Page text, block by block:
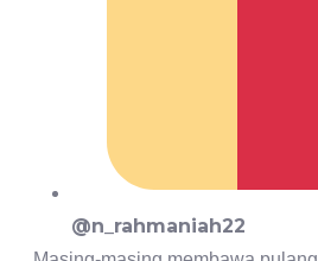
@n_rahmaniah22